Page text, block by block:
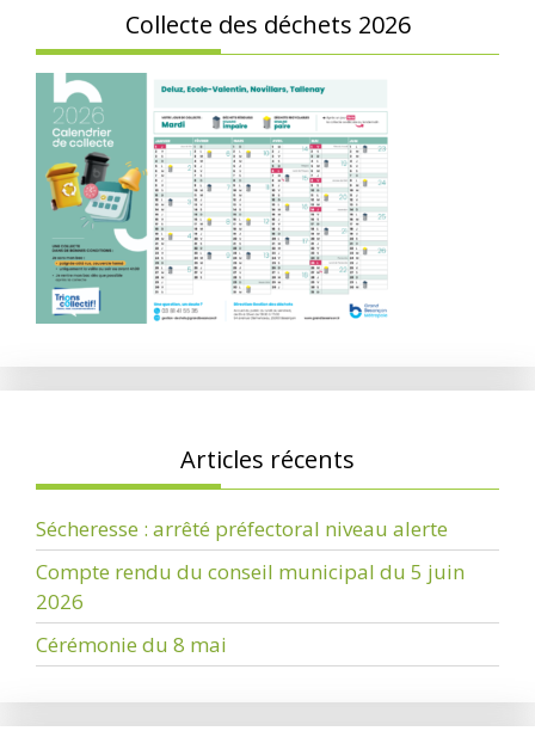
Collecte des déchets 2026
Articles récents
Sécheresse : arrêté préfectoral niveau alerte
Compte rendu du conseil municipal du 5 juin
2026
Cérémonie du 8 mai